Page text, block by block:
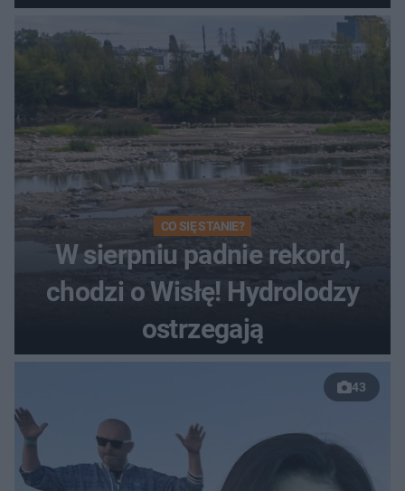
Toruniu
CO SIĘ STANIE?
W sierpniu padnie rekord,
chodzi o Wisłę! Hydrolodzy
ostrzegają
43